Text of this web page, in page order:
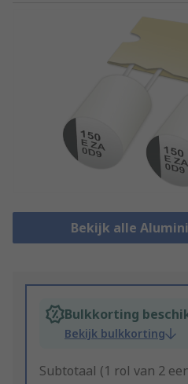
Bekijk alle
Bulkkorting
Bekijk bulkkorting
Subtotaal (1 rol van 2